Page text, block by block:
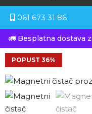
061 673 31 86
🚛 Besplatna dostava
POPUST 36%